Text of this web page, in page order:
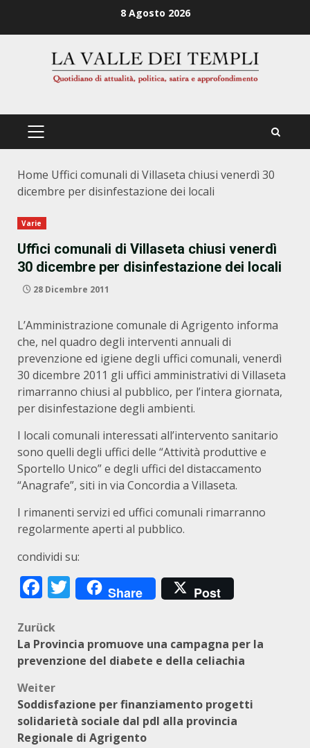
8 Agosto 2026
PRIMÄRES
Home Uffici comunali di Villaseta chiusi venerdì 30
dicembre per disinfestazione dei locali
Varie
Uffici comunali di Villaseta chiusi venerdì
30 dicembre per disinfestazione dei locali
28 Dicembre 2011
L’Amministrazione comunale di Agrigento informa
che, nel quadro degli interventi annuali di
prevenzione ed igiene degli uffici comunali, venerdì
30 dicembre 2011 gli uffici amministrativi di Villaseta
rimarranno chiusi al pubblico, per l’intera giornata,
per disinfestazione degli ambienti.
I locali comunali interessati all’intervento sanitario
sono quelli degli uffici delle “Attività produttive e
Sportello Unico” e degli uffici del distaccamento
“Anagrafe”, siti in via Concordia a Villaseta.
I rimanenti servizi ed uffici comunali rimarranno
regolarmente aperti al pubblico.
condividi su:
Facebook
Twitter
Share Post
Beitragsnavigation
Zurück
La Provincia promuove una campagna per la
prevenzione del diabete e della celiachia
Weiter
Soddisfazione per finanziamento progetti
solidarietà sociale dal pdl alla provincia
Regionale di Agrigento